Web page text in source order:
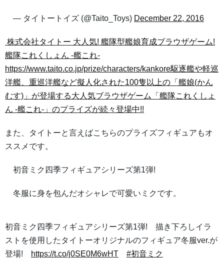
— タイトートイズ (@Taito_Toys) December 22, 2016
株式会社タイトー 大人気! 艦隊型艦娘育成ブラウザゲーム!
艦隊これくしょん -艦これ-
https://www.taito.co.jp/prize/characters/kankore駆逐艦や軽巡
洋艦、重巡洋艦など擬人化された100隻以上の「艦娘(かん
むす)」が登場する大人気ブラウザゲーム「艦隊これくしょ
ん -艦これ-」のプライズが続々登場中!!
また、タイトーと言えばこちらのプライズフィギュアもオ
ススメです。
初音ミク四季フィギュアシリーズ第1弾!
冬服に身を包んだオシャレで可愛いミクです。
初音ミク四季フィギュアシリーズ第1弾! 描き下ろしイラ
ストを使用したタイトーオリジナルのフィギュア冬服ver.が
登場!
https://t.co/j0SE0M6wHT #初音ミク